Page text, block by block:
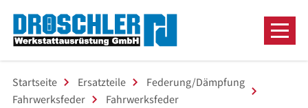
Startseite Ersatzteile
Federung/Dämpfung
Fahrwerksfeder
Fahrwerksfeder